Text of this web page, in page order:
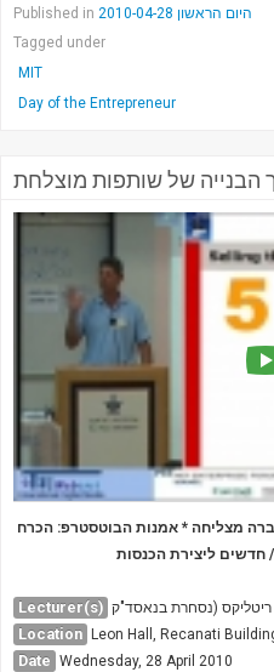
Published in
היום הראשון 2010-04-28
Tagged under
MIT
Day of the Entrepreneur
הבנייה של שותפות מוצלחת
מצליחה * אמנות הבוטסטרפ: הכרח
חדשים ליצירת הכנסות
Lecturer(s) ריטליקס (נסחרת בנאסד"ק
Location Leon Hall, Recanati
Date Wednesday, 28 April 2010